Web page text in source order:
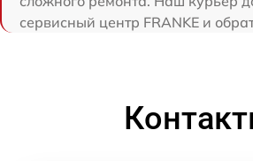
сервисный центр FRANKE и